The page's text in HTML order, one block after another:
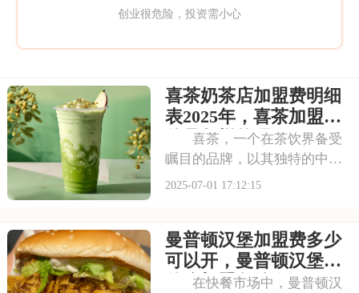
创业很危险，投资需小心
喜茶奶茶店加盟费明细
表2025年，喜茶加盟条
件是怎样的呢
喜茶，一个在茶饮界备受
瞩目的品牌，以其独特的中式
茶饮风格和深厚的文化底蕴，
格和温馨的氛围让人仿佛穿越
时空，感受到浓厚的茶文化。
每一款茶饮都选用上
2025-07-01 17:12:15
曼普顿汉堡加盟费多少
可以开，曼普顿汉堡有
什么加盟条件呀
在快餐市场中，曼普顿汉